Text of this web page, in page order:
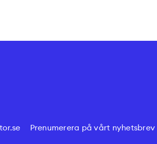
Prenumerera på vårt nyhetsbrev